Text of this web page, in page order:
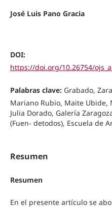
José Luis Pano Gracia
DOI:
https://doi.org/10.26754/
Palabras clave: Grabado,
Mariano Rubio, Maite Ubide,
Julia Dorado, Galería
(Fuen- detodos), Escuela de
Resumen
Resumen
En el presente artículo se